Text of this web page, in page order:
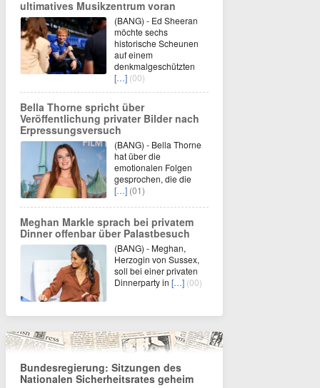
ultimatives Musikzentrum voran
(BANG) - Ed Sheeran
möchte sechs
historische Scheunen
auf einem
denkmalgeschützten
[…] (00)
Bella Thorne spricht über
Veröffentlichung privater Bilder nach
Erpressungsversuch
(BANG) - Bella Thorne
hat über die
emotionalen Folgen
gesprochen, die die
[…] (01)
Meghan Markle sprach bei privatem
Dinner offenbar über Palastbesuch
(BANG) - Meghan,
Herzogin von Sussex,
soll bei einer privaten
Dinnerparty in […] (00)
Bundesregierung: Sitzungen des
Nationalen Sicherheitsrates geheim